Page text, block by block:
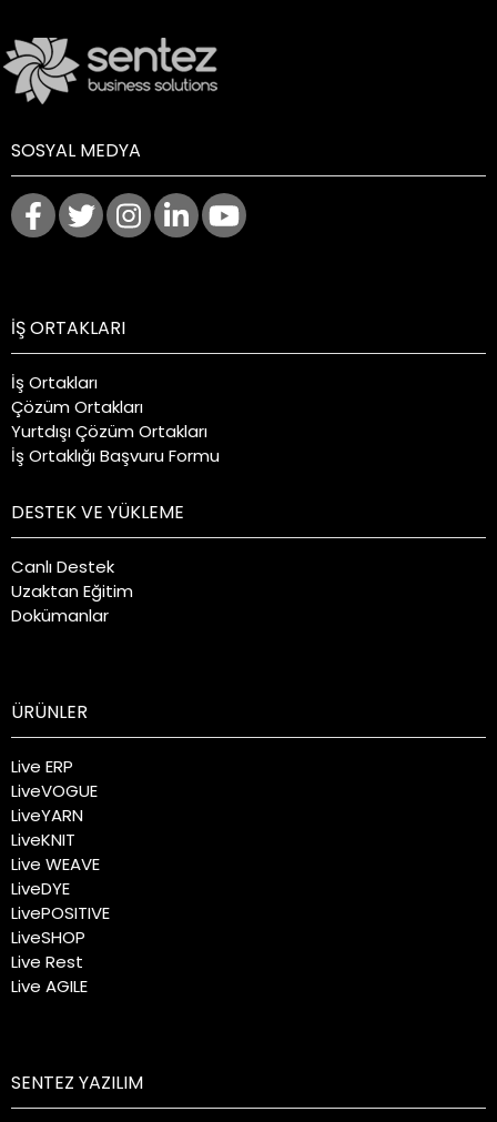
SOSYAL MEDYA
İŞ ORTAKLARI
İş Ortakları
Çözüm Ortakları
Yurtdışı Çözüm Ortakları
İş Ortaklığı Başvuru Formu
DESTEK VE YÜKLEME
Canlı Destek
Uzaktan Eğitim
Dokümanlar
ÜRÜNLER
Live ERP
LiveVOGUE
LiveYARN
LiveKNIT
Live WEAVE
LiveDYE
LivePOSITIVE
LiveSHOP
Live Rest
Live AGILE
SENTEZ YAZILIM